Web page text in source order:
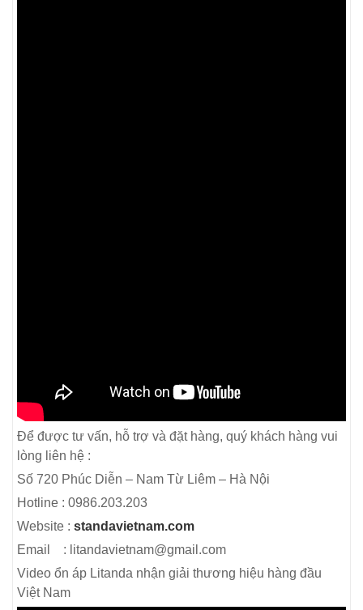
Để được tư vấn, hỗ trợ và đặt hàng, quý khách hàng vui
lòng liên hệ :
Số 720 Phúc Diễn – Nam Từ Liêm – Hà Nội
Hotline : 0986.203.203
Website : standavietnam.com
Email : litandavietnam@gmail.com
Video ổn áp Litanda nhận giải thương hiệu hàng đầu
Việt Nam